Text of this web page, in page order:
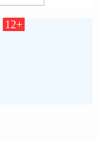
12+